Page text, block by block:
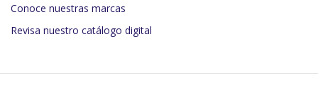
Conoce nuestras marcas
Revisa nuestro catálogo digital